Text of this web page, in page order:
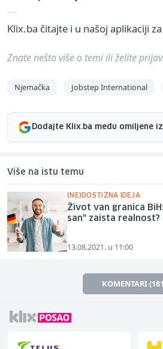
Klix.ba čitajte i u našoj aplikaciji za
Znate nešto više o temi ili želite
Njemačka Jobstep International
Dodajte Klix.ba među omiljene
Više na istu temu
(NE)DOSTIŽNA IDEJA
Život van granica
san" zaista realnost?
13.08.2021. u 11:00
KOMENTARI